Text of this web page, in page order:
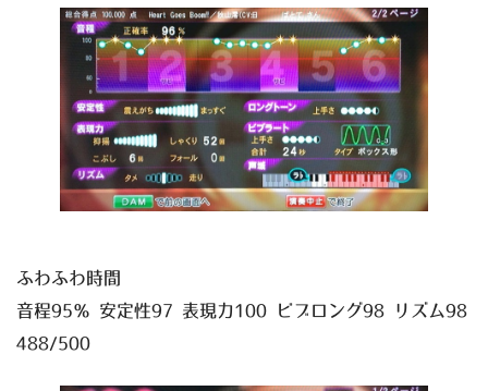
ふわふわ時間
音程95％ 安定性97 表現力100 ビブロング98 リズム98
488/500